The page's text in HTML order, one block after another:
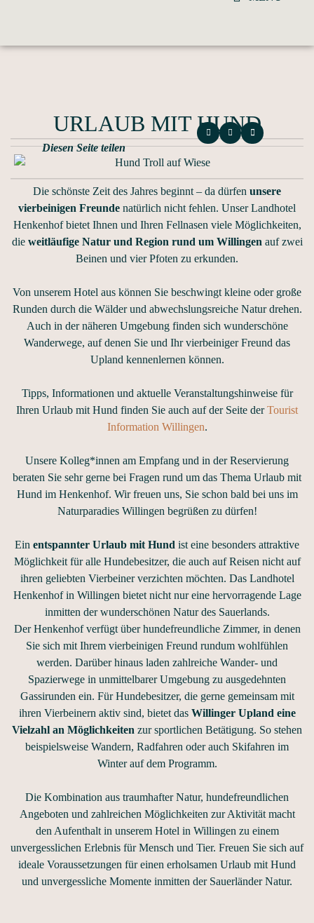
URLAUB MIT HUND
Diesen Seite teilen
Die schönste Zeit des Jahres beginnt – da dürfen unsere
vierbeinigen Freunde natürlich nicht fehlen. Unser Landhotel
Henkenhof bietet Ihnen und Ihren Fellnasen viele Möglichkeiten,
die weitläufige Natur und Region rund um Willingen auf zwei
Beinen und vier Pfoten zu erkunden.
Von unserem Hotel aus können Sie beschwingt kleine oder große
Runden durch die Wälder und abwechslungsreiche Natur drehen.
Auch in der näheren Umgebung finden sich wunderschöne
Wanderwege, auf denen Sie und Ihr vierbeiniger Freund das
Upland kennenlernen können.
Tipps, Informationen und aktuelle Veranstaltungshinweise für
Ihren Urlaub mit Hund finden Sie auch auf der Seite derTourist
Information Willingen.
Unsere Kolleg*innen am Empfang und in der Reservierung
beraten Sie sehr gerne bei Fragen rund um das Thema Urlaub mit
Hund im Henkenhof. Wir freuen uns, Sie schon bald bei uns im
Naturparadies Willingen begrüßen zu dürfen!
Ein entspannter Urlaub mit Hund ist eine besonders attraktive
Möglichkeit für alle Hundebesitzer, die auch auf Reisen nicht auf
ihren geliebten Vierbeiner verzichten möchten. Das Landhotel
Henkenhof in Willingen bietet nicht nur eine hervorragende Lage
inmitten der wunderschönen Natur des Sauerlands.
Der Henkenhof verfügt über hundefreundliche Zimmer, in denen
Sie sich mit Ihrem vierbeinigen Freund rundum wohlfühlen
werden. Darüber hinaus laden zahlreiche Wander- und
Spazierwege in unmittelbarer Umgebung zu ausgedehnten
Gassirunden ein. Für Hundebesitzer, die gerne gemeinsam mit
ihren Vierbeinern aktiv sind, bietet das Willinger Upland eine
Vielzahl an Möglichkeiten zur sportlichen Betätigung. So stehen
beispielsweise Wandern, Radfahren oder auch Skifahren im
Winter auf dem Programm.
Die Kombination aus traumhafter Natur, hundefreundlichen
Angeboten und zahlreichen Möglichkeiten zur Aktivität macht
den Aufenthalt in unserem Hotel in Willingen zu einem
unvergesslichen Erlebnis für Mensch und Tier. Freuen Sie sich auf
ideale Voraussetzungen für einen erholsamen Urlaub mit Hund
und unvergessliche Momente inmitten der Sauerländer Natur.